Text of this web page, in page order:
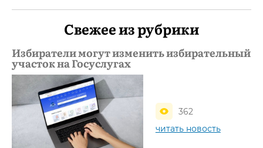
Свежее из рубрики
Избиратели могут изменить избирательный
участок на Госуслугах
362
читать новость